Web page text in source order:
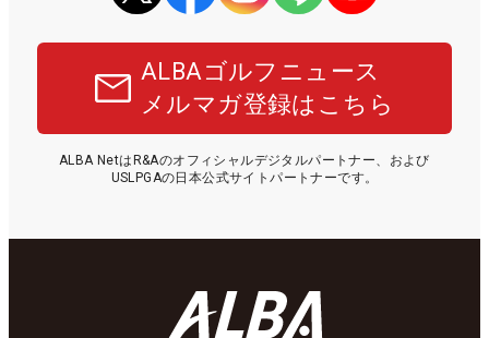
ALBAゴルフニュース
メルマガ登録はこちら
ALBA NetはR&Aのオフィシャルデジタルパートナー、および
USLPGAの日本公式サイトパートナーです。